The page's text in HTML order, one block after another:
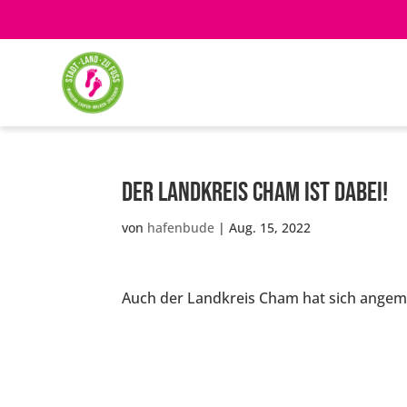
Der Landkreis Cham ist dabei!
von hafenbude |Aug. 15, 2022
Auch der Landkreis Cham hat sich